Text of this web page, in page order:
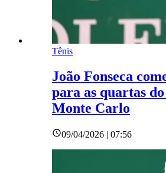
Tênis
João Fonseca
para as quartas
Monte Carlo
09/04/2026 | 07:56